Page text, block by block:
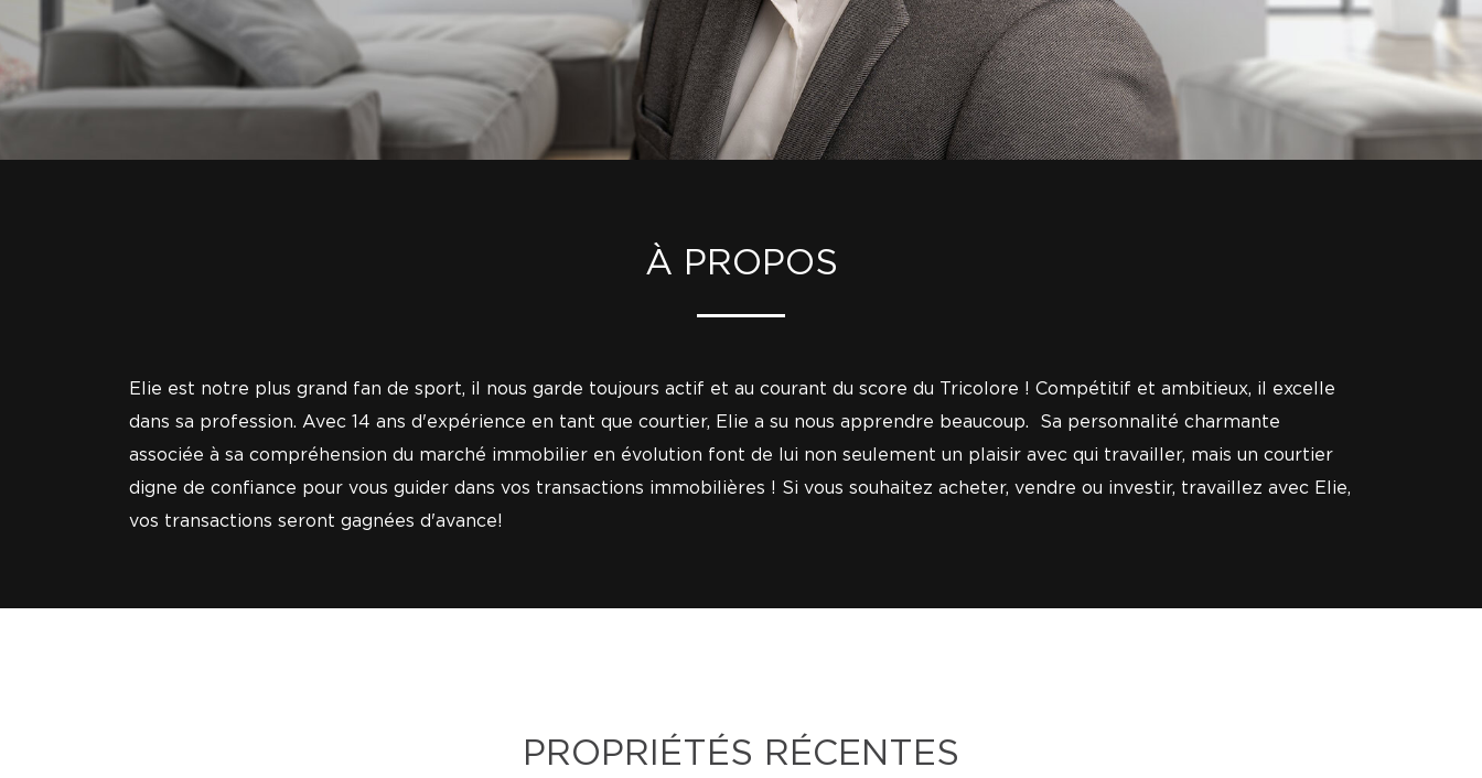
À PROPOS
Elie est notre plus grand fan de sport, il nous garde toujours actif et au courant du score du Tricolore ! Compétitif et ambitieux, il excelle
dans sa profession. Avec 14 ans d'expérience en tant que courtier, Elie a su nous apprendre beaucoup. Sa personnalité charmante
associée à sa compréhension du marché immobilier en évolution font de lui non seulement un plaisir avec qui travailler, mais un courtier
digne de confiance pour vous guider dans vos transactions immobilières ! Si vous souhaitez acheter, vendre ou investir, travaillez avec Elie,
vos transactions seront gagnées d'avance!
PROPRIÉTÉS RÉCENTES